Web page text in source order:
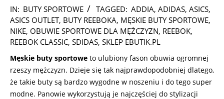
2024-
11-
04
IN: BUTY SPORTOWE TAGGED: ADDIA, ADIDAS, ASICS,
ASICS OUTLET, BUTY REEBOKA, MĘSKIE BUTY SPORTOWE,
NIKE, OBUWIE SPORTOWE DLA MĘŻCZYZN, REEBOK,
REEBOK CLASSIC, SDIDAS, SKLEP EBUTIK.PL
Męskie buty sportowe to ulubiony fason obuwia ogromnej
rzeszy mężczyzn. Dzieje się tak najprawdopodobniej dlatego,
że takie buty są bardzo wygodne w noszeniu i do tego super
modne. Panowie wykorzystują je najczęściej do stylizacji